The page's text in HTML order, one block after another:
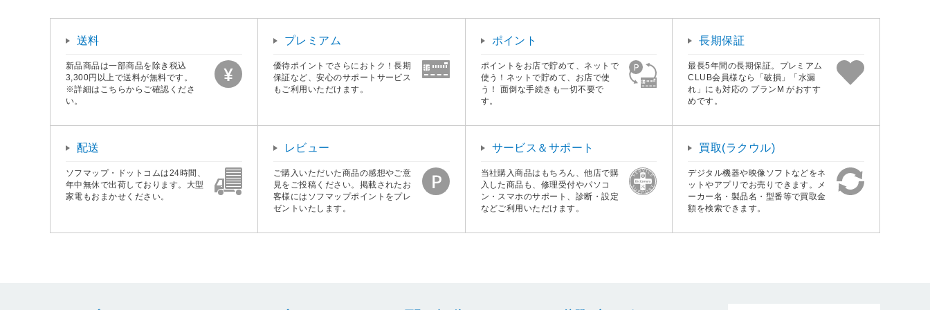
送料
新品商品は一部商品を除き税込
3,300円以上で送料が無料です。
※詳細はこちらからご確認くださ
い。
プレミアム
優待ポイントでさらにおトク！長期
保証など、安心のサポートサービス
もご利用いただけます。
ポイント
ポイントをお店で貯めて、ネットで
使う！ネットで貯めて、お店で使
う！ 面倒な手続きも一切不要で
す。
長期保証
最長5年間の長期保証。プレミアム
CLUB会員様なら「破損」「水漏
れ」にも対応の プランM がおすす
めです。
配送
ソフマップ・ドットコムは24時間、
年中無休で出荷しております。大型
家電もおまかせください。
レビュー
ご購入いただいた商品の感想やご意
見をご投稿ください。掲載されたお
客様にはソフマップポイントをプレ
ゼントいたします。
サービス＆サポート
当社購入商品はもちろん、他店で購
入した商品も、修理受付やパソコ
ン・スマホのサポート、診断・設定
などご利用いただけます。
買取(ラクウル)
デジタル機器や映像ソフトなどをネ
ットやアプリでお売りできます。メ
ーカー名・製品名・型番等で買取金
額を検索できます。